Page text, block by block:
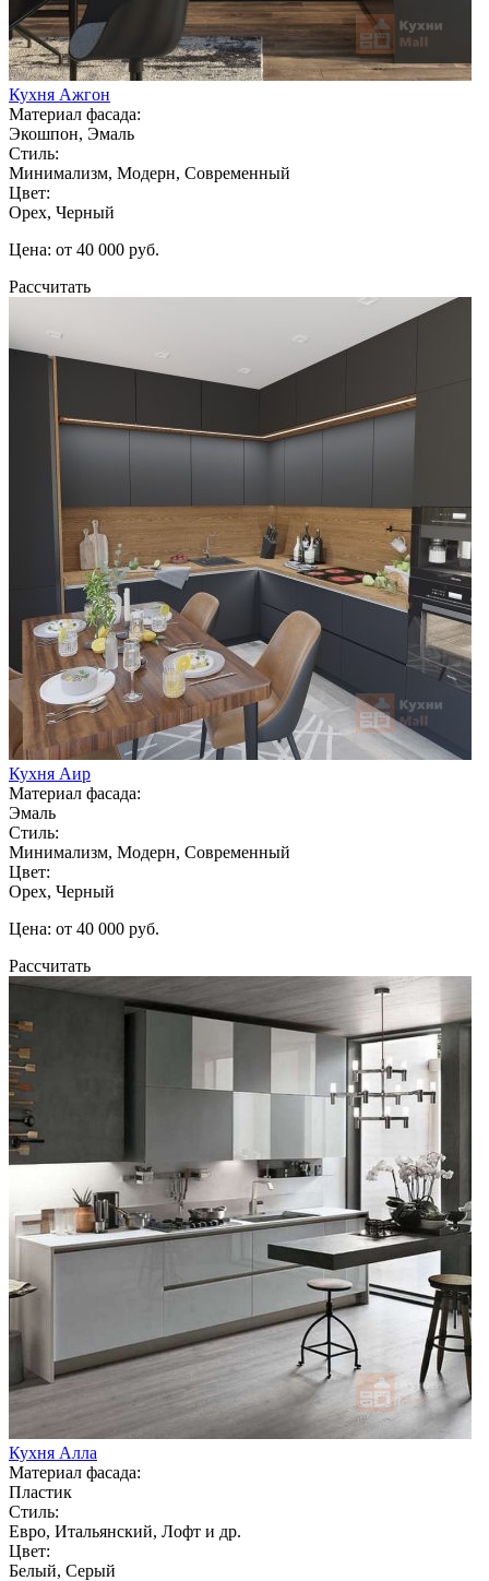
Кухня Ажгон
Материал фасада:
Экошпон, Эмаль
Стиль:
Минимализм, Модерн, Современный
Цвет:
Орех, Черный
Цена: от 40 000 руб.
Рассчитать
Кухня Аир
Материал фасада:
Эмаль
Стиль:
Минимализм, Модерн, Современный
Цвет:
Орех, Черный
Цена: от 40 000 руб.
Рассчитать
Кухня Алла
Материал фасада:
Пластик
Стиль:
Евро, Итальянский, Лофт и др.
Цвет:
Белый, Серый